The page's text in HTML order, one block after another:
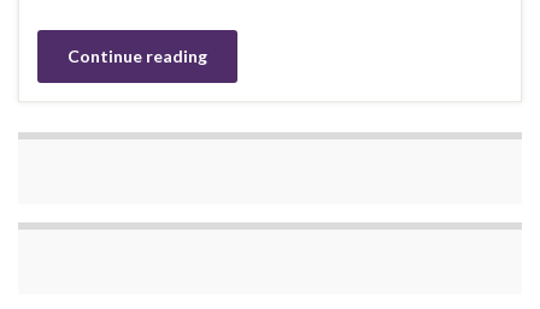
Continue reading